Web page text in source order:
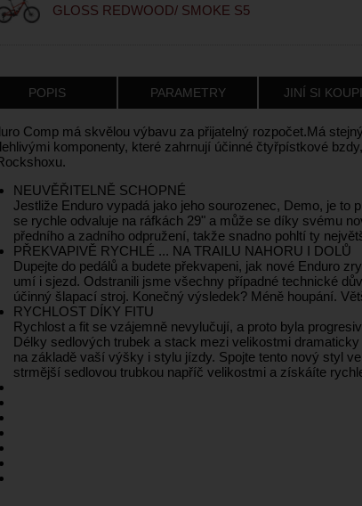
GLOSS REDWOOD/ SMOKE S5
POPIS PARAMETRY JINÍ SI
Comp má skvělou výbavu za přijatelný rozpočet.Má
komponenty, které zahrnují účinné čtyřpístkové
NEUVĚŘITELNĚ SCHOPNÉ
Jestliže Enduro vypadá jako jeho sourozenec, Demo, je to
se rychle odvaluje na ráfkách 29" a může se díky svému
předního a zadního odpružení, takže snadno pohltí ty
PŘEKVAPIVĚ RYCHLÉ ... NA TRAILU NAHORU I DOLŮ
Dupejte do pedálů a budete překvapeni, jak nové Enduro
umí i sjezd. Odstranili jsme všechny případné technické
účinný šlapací stroj. Konečný výsledek? Méně houpání.
RYCHLOST DÍKY FITU
Rychlost a fit se vzájemně nevylučují, a proto byla
Délky sedlových trubek a stack mezi velikostmi
na základě vaší výšky i stylu jízdy. Spojte tento nový styl
strmější sedlovou trubkou napříč velikostmi a získáíte